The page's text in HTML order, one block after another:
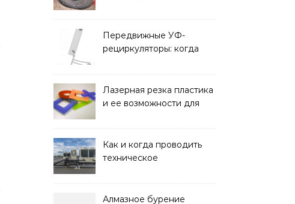
и советы по выбору
Передвижные УФ-
рециркуляторы: когда
Лазерная резка пластика
и ее возможности для
Как и когда проводить
техническое
Алмазное бурение